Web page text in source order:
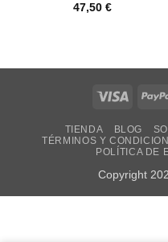
47,50 €
Visa
TIENDA BLOG
TÉRMINOS Y
POLÍTICA DE
Copyright